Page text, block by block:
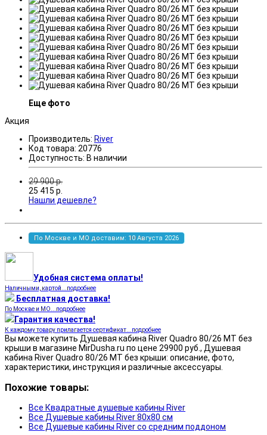
Еще фото
Акция
Производитель: River
Код товара: 20776
Доступность: В наличии
29 900р.
25 415 р.
Нашли дешевле?
По Москве и МО доставим: 10 Августа 2026
Удобная система оплаты!
Наличными, картой...подробнее
Бесплатная доставка!
По Москве и МО...подробнее
Гарантия качества!
К каждому товару прилагается сертификат...подробнее
Вы можете купить Душевая кабина River Quadro 80/26 МТ без
крыши в магазине MirDusha.ru по цене 29900 руб., Душевая
кабина River Quadro 80/26 МТ без крыши: описание, фото,
характеристики, инструкция и различные аксессуары.
Похожие товары:
Все Квадратные душевые кабины River
Все Душевые кабины River 80x80 см
Все Душевые кабины River со средним поддоном